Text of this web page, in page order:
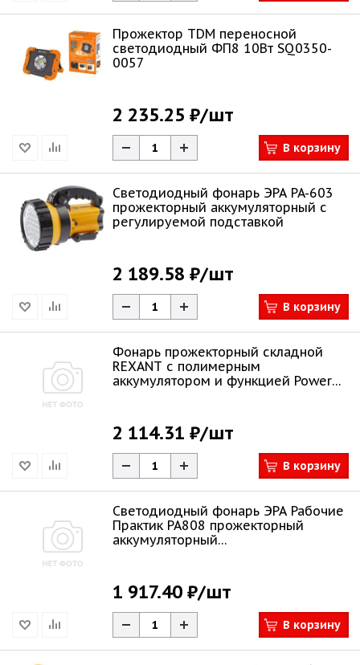
Прожектор TDM переносной
светодиодный ФП8 10Вт SQ0350-
0057
2 235.25 ₽/шт
В корзину
Светодиодный фонарь ЭРА PA-603
прожекторный аккумуляторный с
регулируемой подставкой
2 189.58 ₽/шт
В корзину
Фонарь прожекторный складной
REXANT с полимерным
аккумулятором и функцией Power
2 114.31 ₽/шт
В корзину
Светодиодный фонарь ЭРА Рабочие
Практик PA808 прожекторный
аккумуляторный
1 917.40 ₽/шт
В корзину